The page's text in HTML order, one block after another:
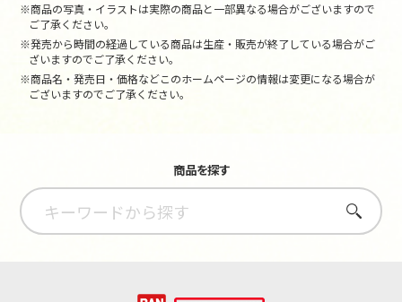
※商品の写真・イラストは実際の商品と一部異なる場合がございますので
ご了承ください。
※発売から時間の経過している商品は生産・販売が終了している場合がご
ざいますのでご了承ください。
※商品名・発売日・価格などこのホームページの情報は変更になる場合が
ございますのでご了承ください。
商品を探す
さがす